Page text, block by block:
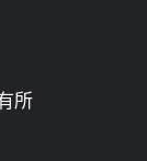
所